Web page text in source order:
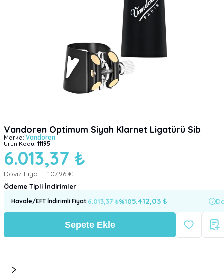
Vandoren Optimum Siyah Klarnet Ligatürü Sib
Marka: Vandoren
Ürün Kodu: 11195
6.013,37 ₺
Döviz Fiyatı : 107,96 €
Ödeme Tipli İndirimler
Havale/EFT İndirimli Fiyat:6.013,37₺%105.412,03 ₺
Sepete Ekle